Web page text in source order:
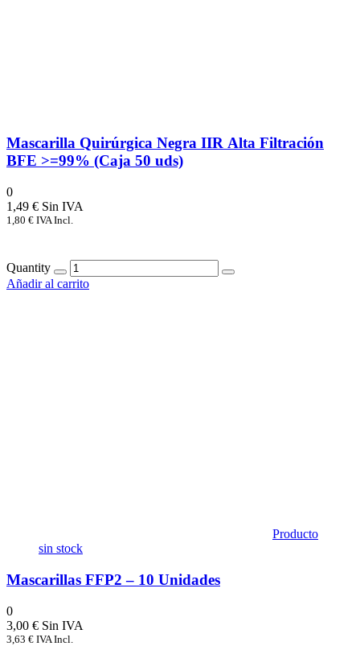
Mascarilla Quirúrgica Negra IIR Alta Filtración
BFE >=99% (Caja 50 uds)
0
1,49 €
1,80 € IVA Incl.
Quantity
Añadir al carrito
Producto
sin stock
Mascarillas FFP2 – 10 Unidades
0
3,00 €
3,63 € IVA Incl.